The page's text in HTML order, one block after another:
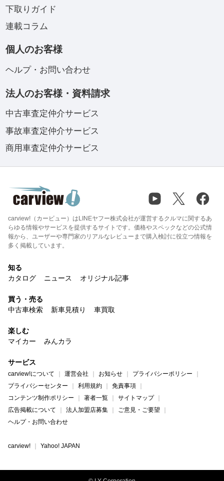
下取りガイド
連載コラム
個人のお客様
ヘルプ・お問い合わせ
法人のお客様・資料請求
中古車査定仲介サービス
事故車査定仲介サービス
商用車査定仲介サービス
carview!（カービュー）はLINEヤフー株式会社が運営するクルマに関するあ
らゆる情報やサービスを提供するサイトです。価格やスペックなどの公式情
報から、ユーザーや専門家のリアルなレビューまで購入検討に役立つ情報を
多く掲載しています。
知る
カタログ
ニュース オリジナル記事
買う・売る
中古車検索
新車見積り 車買取
楽しむ
マイカー
みんカラ
サービス
carview!について 運営会社 お知らせ
プライバシーポリシー
プライバシーセンター
利用規約
免責事項
コンテンツ制作ポリシー
著者一覧
サイトマップ
広告掲載について
法人加盟店募集
ご意見・ご要望
ヘルプ・お問い合わせ
carview! Yahoo! JAPAN